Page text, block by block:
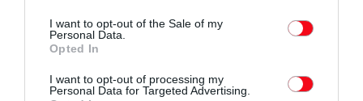
I want to opt-out of the Sale of my
Personal Data.
Opted In
I want to opt-out of processing my
Personal Data for Targeted Advertising.